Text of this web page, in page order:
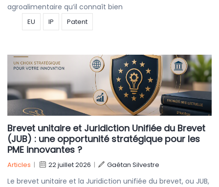
agroalimentaire qu’il connaît bien
EU IP Patent
Brevet unitaire et Juridiction Unifiée du Brevet
(JUB) : une opportunité stratégique pour les
PME innovantes ?
Articles | 22 juillet 2026 | Gaétan Silvestre
Le brevet unitaire et la Juridiction unifiée du brevet, ou JUB,